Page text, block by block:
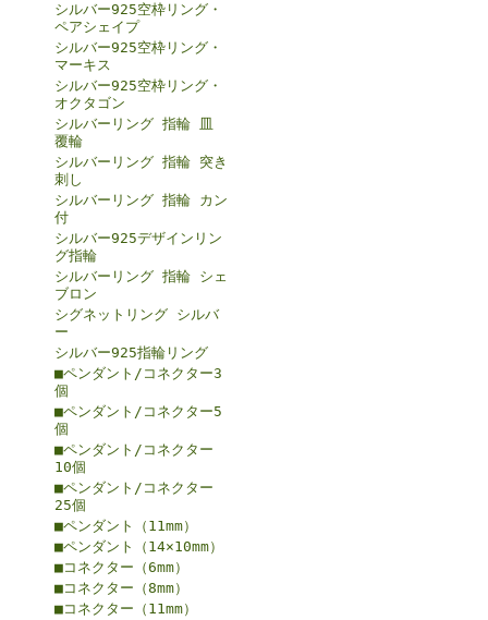
シルバー925空枠リング・
ペアシェイプ
シルバー925空枠リング・
マーキス
シルバー925空枠リング・
オクタゴン
シルバーリング 指輪 皿
覆輪
シルバーリング 指輪 突き
刺し
シルバーリング 指輪 カン
付
シルバー925デザインリン
グ指輪
シルバーリング 指輪 シェ
ブロン
シグネットリング シルバ
ー
シルバー925指輪リング
■ペンダント/コネクター3
個
■ペンダント/コネクター5
個
■ペンダント/コネクター
10個
■ペンダント/コネクター
25個
■ペンダント（11mm）
■ペンダント（14×10mm）
■コネクター（6mm）
■コネクター（8mm）
■コネクター（11mm）